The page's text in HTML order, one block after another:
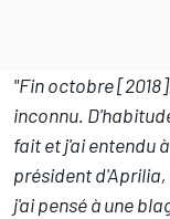
"Fin octobre
inconnu.
fait et j'ai entendu
président
j'ai pensé à une